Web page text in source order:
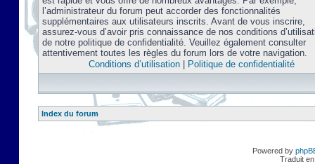
l’administrateur du forum peut accorder des fonctionnalités
supplémentaires aux utilisateurs inscrits. Avant de vous inscrire,
assurez-vous d’avoir pris connaissance de nos conditions
de notre politique de confidentialité. Veuillez également consulter
attentivement toutes les règles du forum lors de votre navigation.
Conditions d’utilisation| Politique de confidentialité
Index du forum
Powered by
Traduit